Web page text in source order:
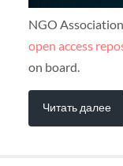
NGO
open access
on board.
Читать далее